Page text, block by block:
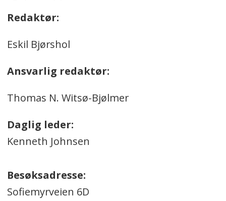
Redaktør:
Eskil Bjørshol
Ansvarlig redaktør:
Thomas N. Witsø-Bjølmer
Daglig leder:
Kenneth Johnsen
Besøksadresse:
Sofiemyrveien 6D